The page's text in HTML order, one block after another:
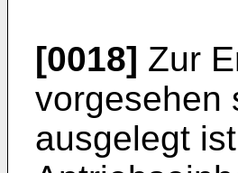
[0018] Zur
vorgesehen
ausgelegt